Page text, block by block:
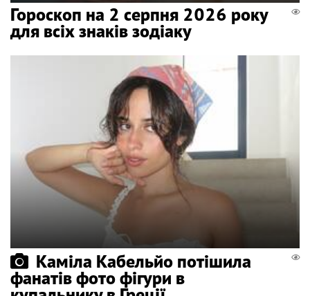
Гороскоп на 2 серпня 2026 року
для всіх знаків зодіаку
Каміла Кабельйо потішила
фанатів фото фігури в